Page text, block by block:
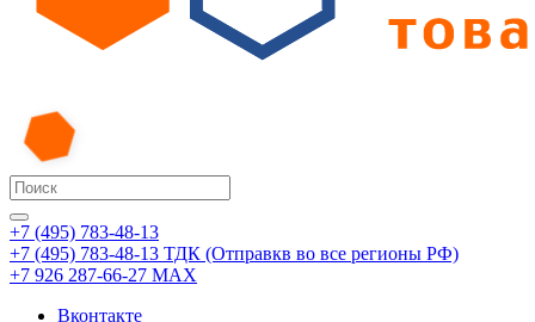
+7 (495) 783-48-13
+7 (495) 783-48-13 ТДК (Отправкв во все регионы РФ)
+7 926 287-66-27 МАХ
Вконтакте